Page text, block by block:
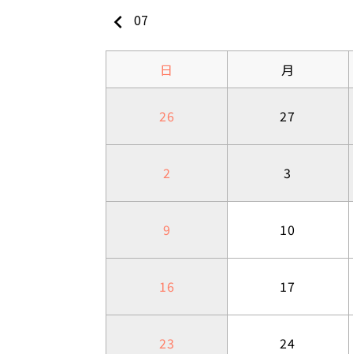
keyboard_arrow_left 07
日 月
26 27
2 3
9 10
16 17
23 24